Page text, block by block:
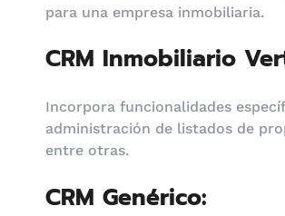
para una empresa inmobiliaria.
CRM Inmobiliario
Incorpora funcionalidades
administración de listados de
entre otras.
CRM Genérico: